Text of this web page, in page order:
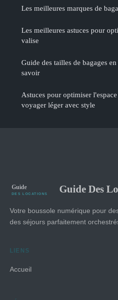
Les meilleures marques de
Les meilleures astuces pour
valise
Guide des tailles de bagages
savoir
Astuces pour optimiser
voyager léger avec style
Guide Des
Votre boussole numérique pour
des séjours parfaitement
LIENS
Accueil